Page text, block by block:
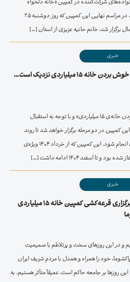
شرکت‌کننده در کمپین «خانه دلخواه
پاکشوما» رنگ واقعیت به خود گرفت. در مراسم نهایی این کمپین که روز دوشنبه ۲۵
برگزار شد، خانم حانیه عزیزی از استان […]
خبری
خانه ۱۵ میلیاردی نزدیک است…
در ادامه‌ی کمپین «لحظه‌ی خوش بُردن خانه‌ی ۱۵ میلیاردی» و با توجه به استقبال
کمپین در دو مرحله برگزار خواهد شد تا روند
اجرایی آن با دقت و شفافیت بیشتری انجام شود. این کمپین که از خرداد 1404 ویژه‌ی
تا اسفند 1404 ادامه داشت […]
خبری
زمان برگزاری قرعه‌کشی کمپین خانه ۱۵ میلیاردی
هستیم و در این روزهای سخت و پرتلاطم با صمیمیت
خود را همراه و همدل با مردم شریف ایران
روزها بر جامعه حاکم است، عمیقاً متأثر هستیم. به